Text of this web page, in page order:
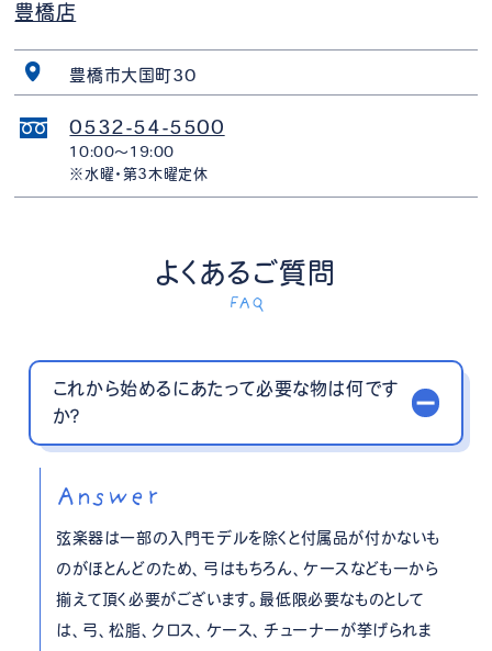
豊橋店
豊橋市大国町30
0532-54-5500
10:00〜19:00
※水曜・第3木曜定休
よくあるご質問
FAQ
これから始めるにあたって必要な物は何です
か？
Answer
弦楽器は一部の入門モデルを除くと付属品が付かないも
のがほとんどのため、弓はもちろん、ケースなども一から
揃えて頂く必要がございます。最低限必要なものとして
は、弓、松脂、クロス、ケース、チューナーが挙げられま